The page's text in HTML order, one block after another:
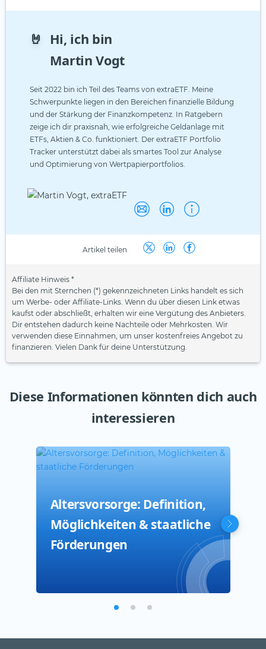
🤘
Hi, ich bin
Martin Vogt
Seit 2022 bin ich Teil des Teams von extraETF. Meine
Schwerpunkte liegen in den Bereichen finanzielle Bildung
und der Stärkung der Finanzkompetenz. In Ratgebern
zeige ich dir praxisnah, wie erfolgreiche Geldanlage mit
ETFs, Aktien & Co. funktioniert. Der extraETF Portfolio
Tracker unterstützt dabei als smartes Tool zur Analyse
und Optimierung von Wertpapierportfolios.
Artikel teilen
Affiliate Hinweis *
Bei den mit Sternchen (*) gekennzeichneten Links handelt es sich
um Werbe- oder Affiliate-Links. Wenn du über diesen Link etwas
kaufst oder abschließt, erhalten wir eine Vergütung des Anbieters.
Dir entstehen dadurch keine Nachteile oder Mehrkosten. Wir
verwenden diese Einnahmen, um unser kostenfreies Angebot zu
finanzieren. Vielen Dank für deine Unterstützung.
Diese Informationen könnten dich auch
interessieren
Altersvorsorge: Definition,
Möglichkeiten & staatliche
Förderungen